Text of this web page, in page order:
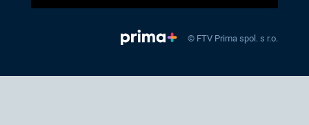
© FTV Prima spol. s r.o.